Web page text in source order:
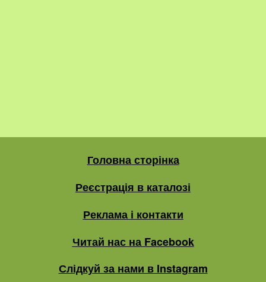
Головна сторінка
Реєстрація в каталозі
Реклама і контакти
Читай нас на Facebook
Слідкуй за нами в Instagram